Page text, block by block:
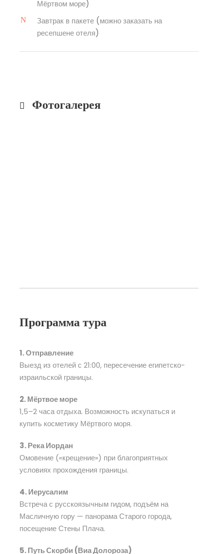
Мёртвом море)
Завтрак в пакете (можно заказать на
ресепшене отеля)
Фотогалерея
Программа тура
1. Отправление
Выезд из отелей с 21:00, пересечение египетско-
израильской границы.
2. Мёртвое море
1,5–2 часа отдыха. Возможность искупаться и
купить косметику Мёртвого моря.
3. Река Иордан
Омовение («крещение») при благоприятных
условиях прохождения границы.
4. Иерусалим
Встреча с русскоязычным гидом, подъём на
Масличную гору — панорама Старого города,
посещение Стены Плача.
5. Путь Скорби (Виа Долороза)